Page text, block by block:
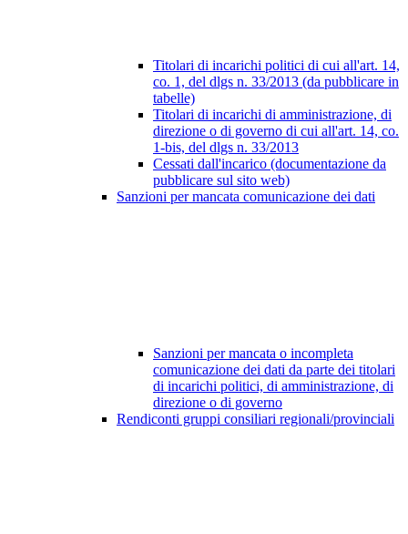
Titolari di incarichi politici di cui all'art. 14,
co. 1, del dlgs n. 33/2013 (da pubblicare in
tabelle)
Titolari di incarichi di amministrazione, di
direzione o di governo di cui all'art. 14, co.
1-bis, del dlgs n. 33/2013
Cessati dall'incarico (documentazione da
pubblicare sul sito web)
Sanzioni per mancata comunicazione dei dati
Sanzioni per mancata o incompleta
comunicazione dei dati da parte dei titolari
di incarichi politici, di amministrazione, di
direzione o di governo
Rendiconti gruppi consiliari regionali/provinciali